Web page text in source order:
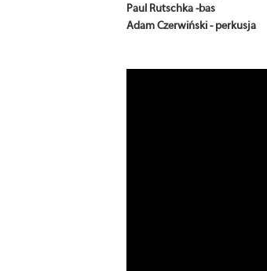
Paul Rutschka -bas
Adam Czerwiński - perkusja